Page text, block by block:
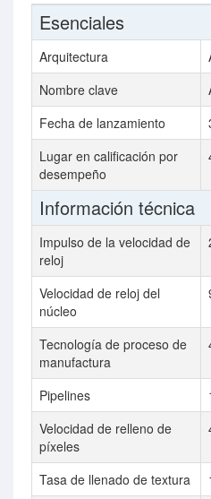
Esenciales
Arquitectura
Nombre clave
Fecha de lanzamiento
Lugar en calificación por
desempeño
Información técnica
Impulso de la velocidad de
reloj
Velocidad de reloj del
núcleo
Tecnología de proceso de
manufactura
Pipelines
Velocidad de relleno de
píxeles
Tasa de llenado de textura